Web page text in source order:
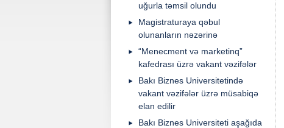
uğurla təmsil olundu
Magistraturaya qəbul
olunanların nəzərinə
“Menecment və marketinq”
kafedrası üzrə vakant vəzifələr
Bakı Biznes Universitetində
vakant vəzifələr üzrə müsabiqə
elan edilir
Bakı Biznes Universiteti aşağıda